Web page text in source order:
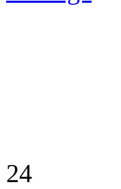
24